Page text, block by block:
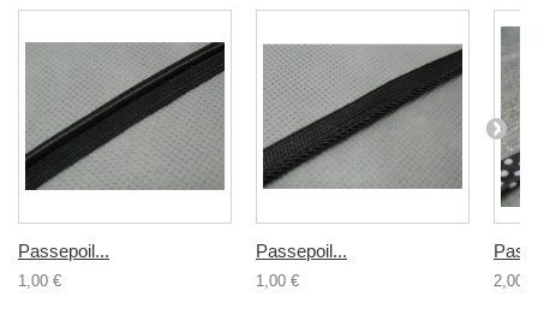
Passepoil...
1,00 €
Passepoil...
1,00 € 2,00 €